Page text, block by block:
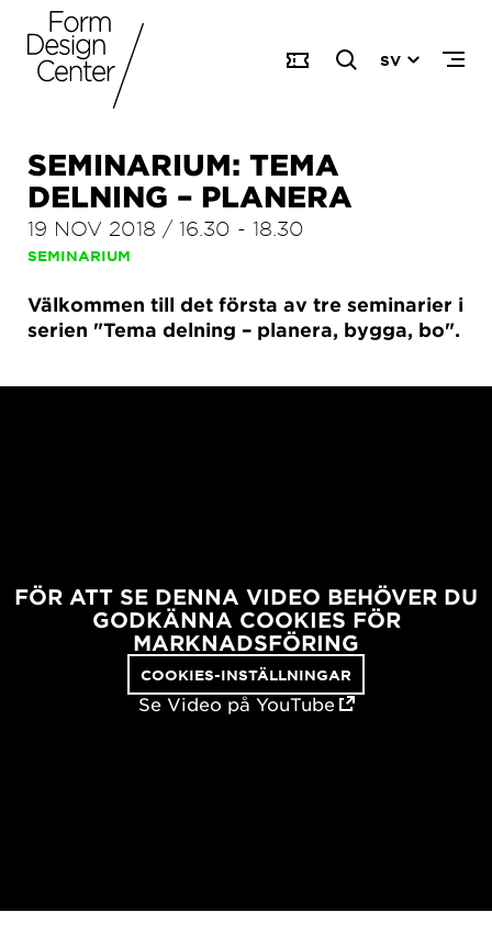
SV
SEMINARIUM: TEMA
DELNING – PLANERA
19 NOV 2018 / 16.30 - 18.30
SEMINARIUM
Välkommen till det första av tre seminarier i
serien "Tema delning – planera, bygga, bo".
FÖR ATT SE DENNA VIDEO BEHÖVER DU
GODKÄNNA COOKIES FÖR
MARKNADSFÖRING
COOKIES-INSTÄLLNINGAR
Se Video på YouTube